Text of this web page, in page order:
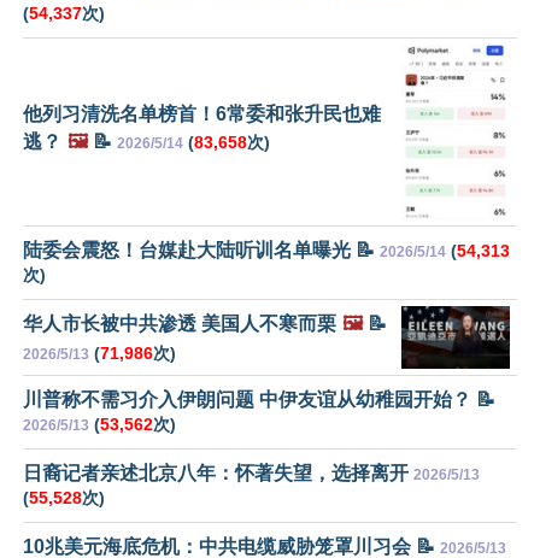
(54,337次)
他列习清洗名单榜首！6常委和张升民也难
逃？ 🖼️📝 2026/5/14 (83,658次)
陆委会震怒！台媒赴大陆听训名单曝光 📝 2026/5/14 (54,313
次)
华人市长被中共渗透 美国人不寒而栗 🖼️📝
2026/5/13 (71,986次)
川普称不需习介入伊朗问题 中伊友谊从幼稚园开始？ 📝
2026/5/13 (53,562次)
日裔记者亲述北京八年：怀著失望，选择离开 2026/5/13
(55,528次)
10兆美元海底危机：中共电缆威胁笼罩川习会 📝 2026/5/13